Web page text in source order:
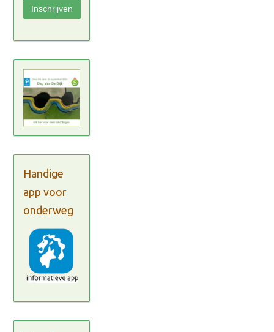
Handige
app voor
onderweg